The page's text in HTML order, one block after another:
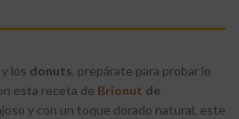
y los donuts, prepárate para probar lo
esta receta de Brionut de
y con un toque dorado natural, este